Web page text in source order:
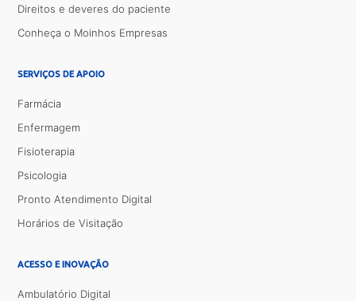
Direitos e deveres do paciente
Conheça o Moinhos Empresas
SERVIÇOS DE APOIO
Farmácia
Enfermagem
Fisioterapia
Psicologia
Pronto Atendimento Digital
Horários de Visitação
ACESSO E INOVAÇÃO
Ambulatório Digital